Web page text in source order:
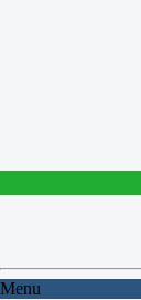
Menu